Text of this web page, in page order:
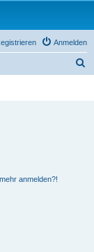
Anmelden
anmelden?!